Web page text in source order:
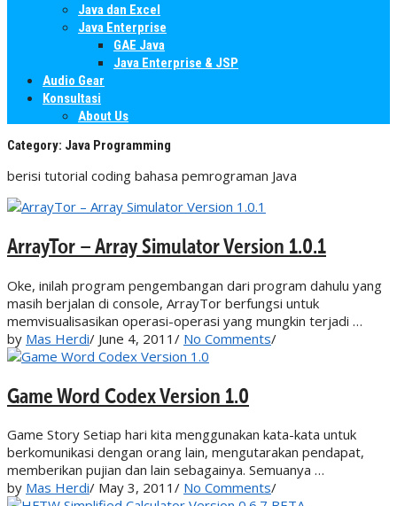
Java dan Excel
Java Enterprise
GAE Java
Java Enterprise & JSP
Audio Gear
Konsultasi
About Us
Category: Java Programming
berisi tutorial coding bahasa pemrograman Java
ArrayTor – Array Simulator Version 1.0.1
Oke, inilah program pengembangan dari program dahulu yang
masih berjalan di console, ArrayTor berfungsi untuk
memvisualisasikan operasi-operasi yang mungkin terjadi …
by Mas Herdi/ June 4, 2011 / No Comments/
Game Word Codex Version 1.0
Game Story Setiap hari kita menggunakan kata-kata untuk
berkomunikasi dengan orang lain, mengutarakan pendapat,
memberikan pujian dan lain sebagainya. Semuanya …
by Mas Herdi/ May 3, 2011 / No Comments/